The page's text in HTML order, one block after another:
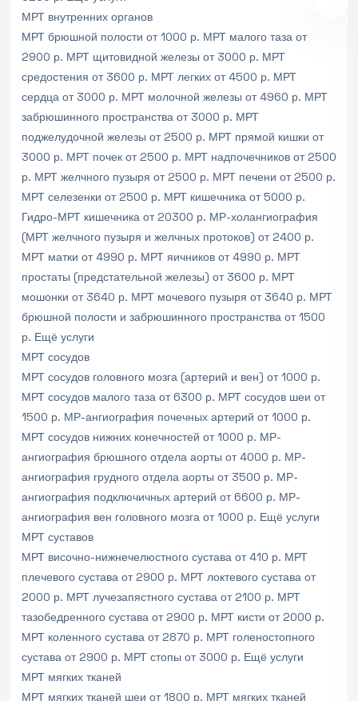
МРТ внутренних органов
МРТ брюшной полости от 1000 р. МРТ малого таза от
2900 р. МРТ щитовидной железы от 3000 р. МРТ
средостения от 3600 р. МРТ легких от 4500 р. МРТ
сердца от 3000 р. МРТ молочной железы от 4960 р. МРТ
забрюшинного пространства от 3000 р. МРТ
поджелудочной железы от 2500 р. МРТ прямой кишки от
3000 р. МРТ почек от 2500 р. МРТ надпочечников от 2500
р. МРТ желчного пузыря от 2500 р. МРТ печени от 2500 р.
МРТ селезенки от 2500 р. МРТ кишечника от 5000 р.
Гидро-МРТ кишечника от 20300 р. МР-холангиография
(МРТ желчного пузыря и желчных протоков) от 2400 р.
МРТ матки от 4990 р. МРТ яичников от 4990 р. МРТ
простаты (предстательной железы) от 3600 р. МРТ
мошонки от 3640 р. МРТ мочевого пузыря от 3640 р. МРТ
брюшной полости и забрюшинного пространства от 1500
р. Ещё услуги
МРТ сосудов
МРТ сосудов головного мозга (артерий и вен) от 1000 р.
МРТ сосудов малого таза от 6300 р. МРТ сосудов шеи от
1500 р. МР-ангиография почечных артерий от 1000 р.
МРТ сосудов нижних конечностей от 1000 р. МР-
ангиография брюшного отдела аорты от 4000 р. МР-
ангиография грудного отдела аорты от 3500 р. МР-
ангиография подключичных артерий от 6600 р. МР-
ангиография вен головного мозга от 1000 р. Ещё услуги
МРТ суставов
МРТ височно-нижнечелюстного сустава от 410 р. МРТ
плечевого сустава от 2900 р. МРТ локтевого сустава от
2000 р. МРТ лучезапястного сустава от 2100 р. МРТ
тазобедренного сустава от 2900 р. МРТ кисти от 2000 р.
МРТ коленного сустава от 2870 р. МРТ голеностопного
сустава от 2900 р. МРТ стопы от 3000 р. Ещё услуги
МРТ мягких тканей
МРТ мягких тканей шеи от 1800 р. МРТ мягких тканей